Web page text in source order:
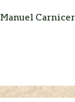
Manuel